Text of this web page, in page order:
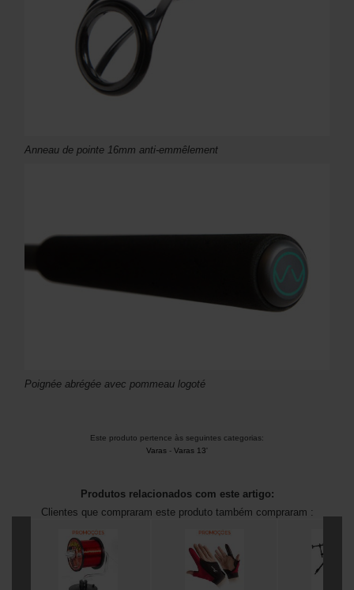
Anneau de pointe 16mm anti-emmêlement
Poignée abrégée avec pommeau logoté
Este produto pertence às seguintes categorias:
Varas - Varas 13'
Produtos relacionados com este artigo:
Clientes que compraram este produto também compraram :